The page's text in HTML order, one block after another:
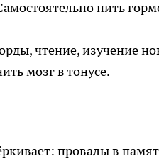
пить
чтение, изучение
мозг в тонусе.
провалы в